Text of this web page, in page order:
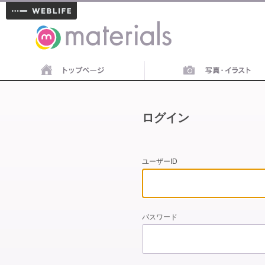
materials
ログイン
ユーザーID
パスワード